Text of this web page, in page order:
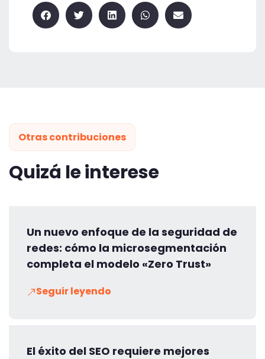
Otras contribuciones
Quizá le interese
Un nuevo enfoque de la seguridad de
redes: cómo la microsegmentación
completa el modelo «Zero Trust»
Seguir leyendo
El éxito del SEO requiere mejores